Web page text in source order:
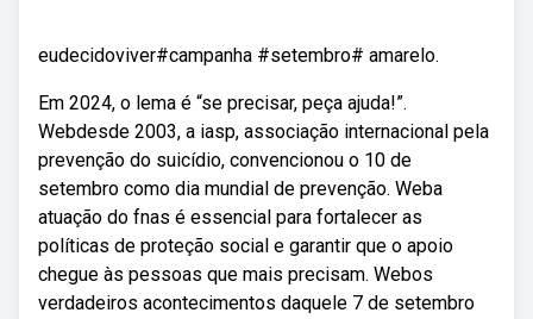
eudecidoviver#campanha #setembro# amarelo.
Em 2024, o lema é “se precisar, peça ajuda!”.
Webdesde 2003, a iasp, associação internacional pela
prevenção do suicídio, convencionou o 10 de
setembro como dia mundial de prevenção. Weba
atuação do fnas é essencial para fortalecer as
políticas de proteção social e garantir que o apoio
chegue às pessoas que mais precisam. Webos
verdadeiros acontecimentos daquele 7 de setembro